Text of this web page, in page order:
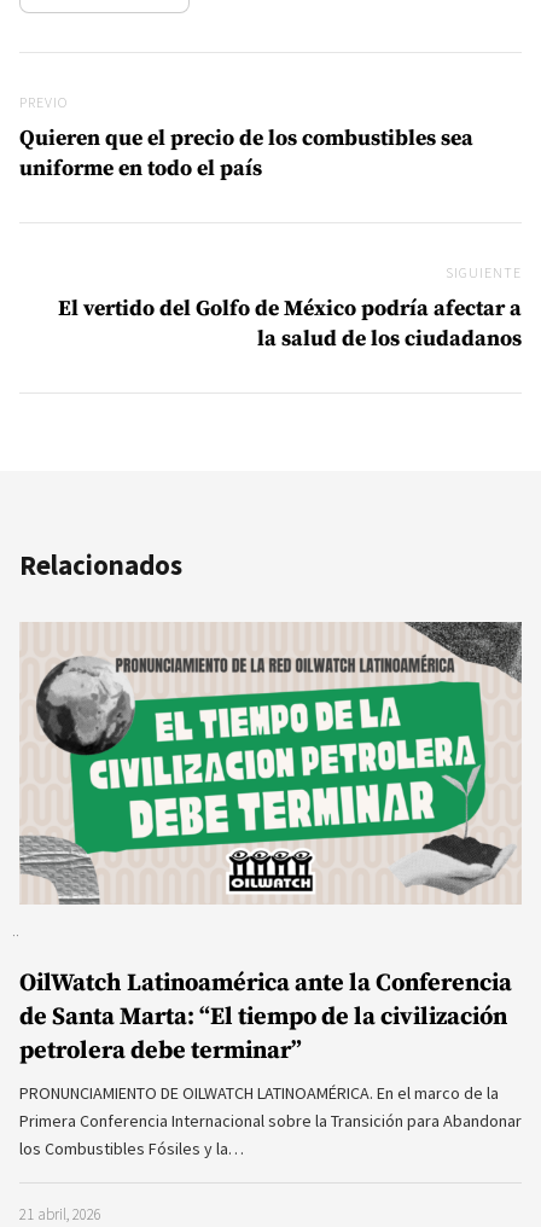
Previo
PREVIO
Quieren que el precio de los combustibles sea
uniforme en todo el país
SIGUIENTE
El vertido del Golfo de México podría afectar a
la salud de los ciudadanos
Relacionados
OilWatch Latinoamérica ante la Conferencia
de Santa Marta: “El tiempo de la civilización
petrolera debe terminar”
PRONUNCIAMIENTO DE OILWATCH LATINOAMÉRICA. En el marco de la
Primera Conferencia Internacional sobre la Transición para Abandonar
los Combustibles Fósiles y la…
21 abril, 2026